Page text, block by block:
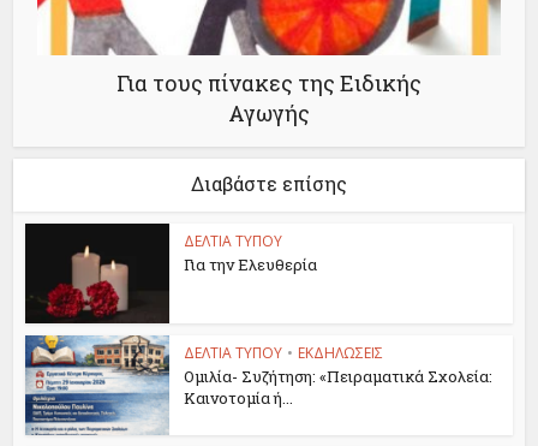
Για τους πίνακες της Ειδικής
Αγωγής
Διαβάστε επίσης
ΔΕΛΤΙΑ ΤΥΠΟΥ
Για την Ελευθερία
ΔΕΛΤΙΑ ΤΥΠΟΥ • ΕΚΔΗΛΩΣΕΙΣ
Ομιλία- Συζήτηση: «Πειραματικά Σχολεία:
Καινοτομία ή...